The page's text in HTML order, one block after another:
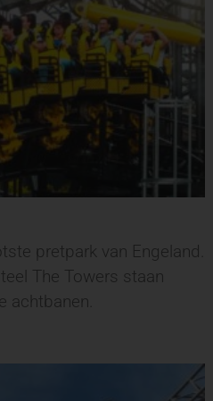
pretpark van Engeland.
The Towers staan
achtbanen.